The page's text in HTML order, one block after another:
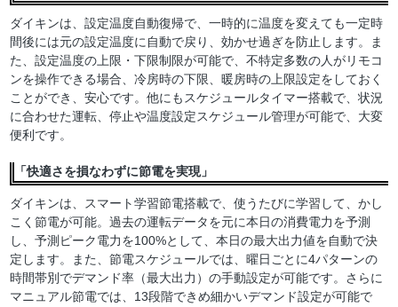
ダイキンは、設定温度自動復帰で、一時的に温度を変えても一定時
間後には元の設定温度に自動で戻り、効かせ過ぎを防止します。ま
た、設定温度の上限・下限制限が可能で、不特定多数の人がリモコ
ンを操作できる場合、冷房時の下限、暖房時の上限設定をしておく
ことができ、安心です。他にもスケジュールタイマー搭載で、状況
に合わせた運転、停止や温度設定スケジュール管理が可能で、大変
便利です。
「快適さを損なわずに節電を実現」
ダイキンは、スマート学習節電搭載で、使うたびに学習して、かし
こく節電が可能。過去の運転データを元に本日の消費電力を予測
し、予測ピーク電力を100%として、本日の最大出力値を自動で決
定します。また、節電スケジュールでは、曜日ごとに4パターンの
時間帯別でデマンド率（最大出力）の手動設定が可能です。さらに
マニュアル節電では、13段階できめ細かいデマンド設定が可能で